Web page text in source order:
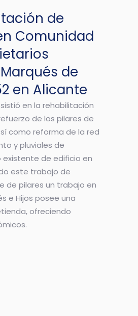
de
Comunidad
de
en Alicante
en la rehabilitación
de los pilares de
como reforma de la red
y pluviales de
de edificio en
este trabajo de
de pilares un trabajo en
e Hijos posee una
ofreciendo